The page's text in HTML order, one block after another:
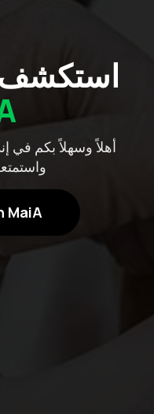
استكشف
أهلاً وسهلاً بكم في
MaiA